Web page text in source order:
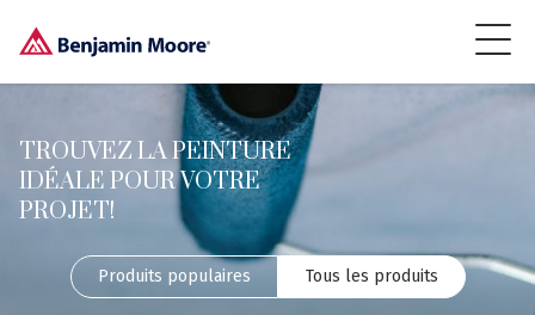
TROUVEZ LA PEINTURE
IDÉALE POUR VOTRE
PROJET!
Produits populaires Tous les produits